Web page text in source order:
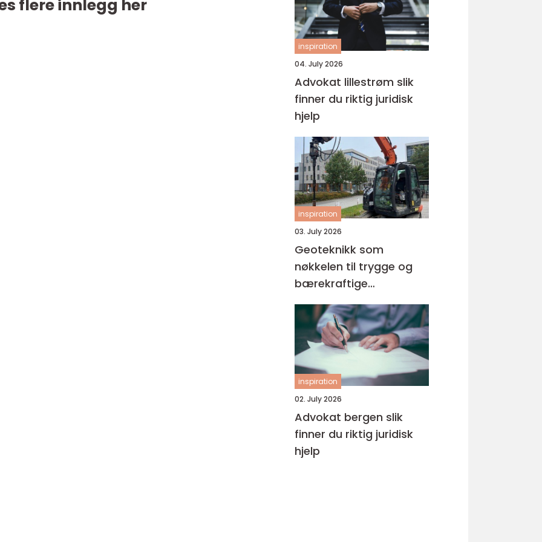
flere innlegg her
inspiration
04. July 2026
Advokat lillestrøm slik
finner du riktig juridisk
hjelp
inspiration
03. July 2026
Geoteknikk som
nøkkelen til trygge og
bærekraftige
byggeprosjekter
inspiration
02. July 2026
Advokat bergen slik
finner du riktig juridisk
hjelp